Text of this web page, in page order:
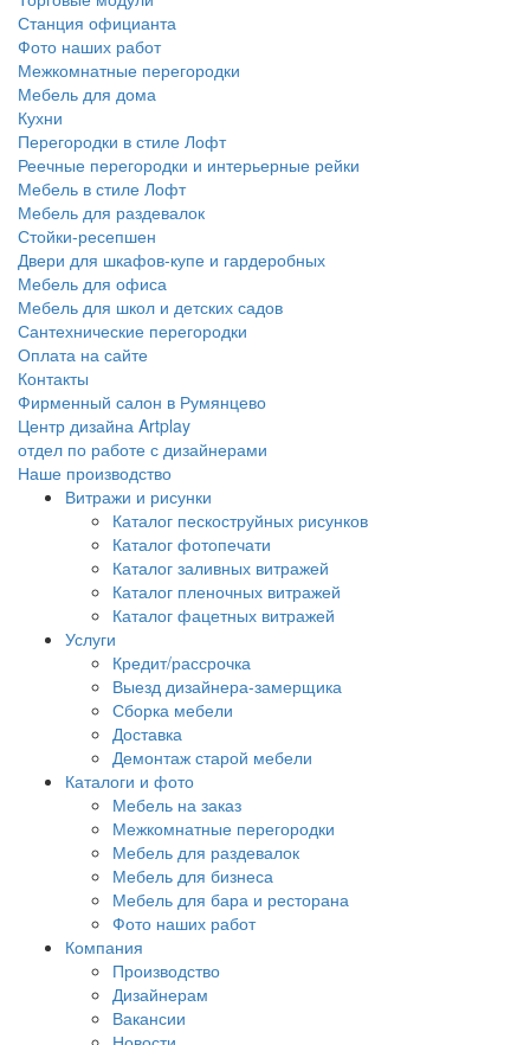
Станция официанта
Фото наших работ
Межкомнатные перегородки
Мебель для дома
Кухни
Перегородки в стиле Лофт
Реечные перегородки и интерьерные рейки
Мебель в стиле Лофт
Мебель для раздевалок
Стойки-ресепшен
Двери для шкафов-купе и гардеробных
Мебель для офиса
Мебель для школ и детских садов
Сантехнические перегородки
Оплата на сайте
Контакты
Фирменный салон в Румянцево
Центр дизайна Artplay
отдел по работе с дизайнерами
Наше производство
Витражи и рисунки
Каталог пескоструйных рисунков
Каталог фотопечати
Каталог заливных витражей
Каталог пленочных витражей
Каталог фацетных витражей
Услуги
Кредит/рассрочка
Выезд дизайнера-замерщика
Сборка мебели
Доставка
Демонтаж старой мебели
Каталоги и фото
Мебель на заказ
Межкомнатные перегородки
Мебель для раздевалок
Мебель для бизнеса
Мебель для бара и ресторана
Фото наших работ
Компания
Производство
Дизайнерам
Вакансии